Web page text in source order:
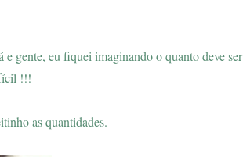
e gente, eu fiquei imaginando o quanto deve ser
!!!
as quantidades.